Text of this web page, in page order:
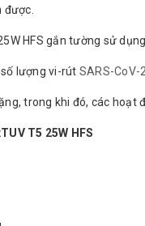
HFS gắn tường sử
lượng vi-rút SARS-CoV-2
trong khi đó, các hoạt
T5 25W HFS